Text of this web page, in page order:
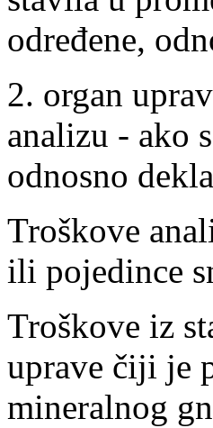
određene,
2. organ
analizu - ako
odnosno
Troškove
ili pojedince
Troškove iz
uprave čiji je
mineralnog